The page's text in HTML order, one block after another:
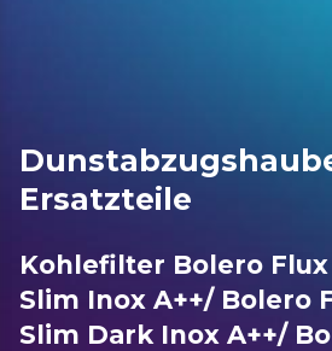
Ersatzteile
Kohlefilter Bolero Flux
Slim Inox A++/ Bolero
Slim Dark Inox A++/